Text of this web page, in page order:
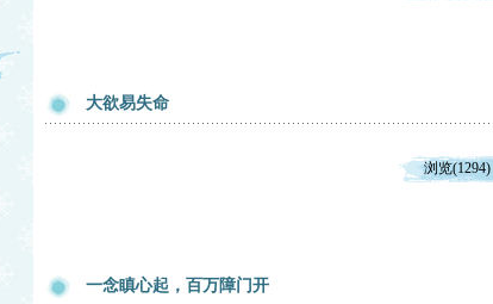
大欲易失命
浏览(1294)
一念瞋心起，百万障门开